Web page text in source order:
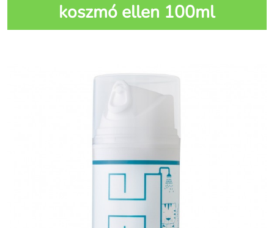
koszmó ellen 100ml